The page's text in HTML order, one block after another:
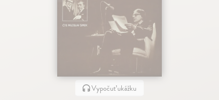
Vypočuť ukážku